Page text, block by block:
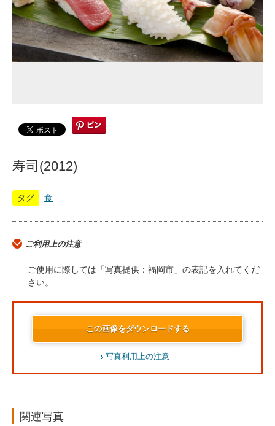
寿司(2012)
タグ 食
ご利用上の注意
ご使用に際しては「写真提供：福岡市」の表記を入れてくだ
さい。
この画像をダウンロードする
写真利用上の注意
関連写真